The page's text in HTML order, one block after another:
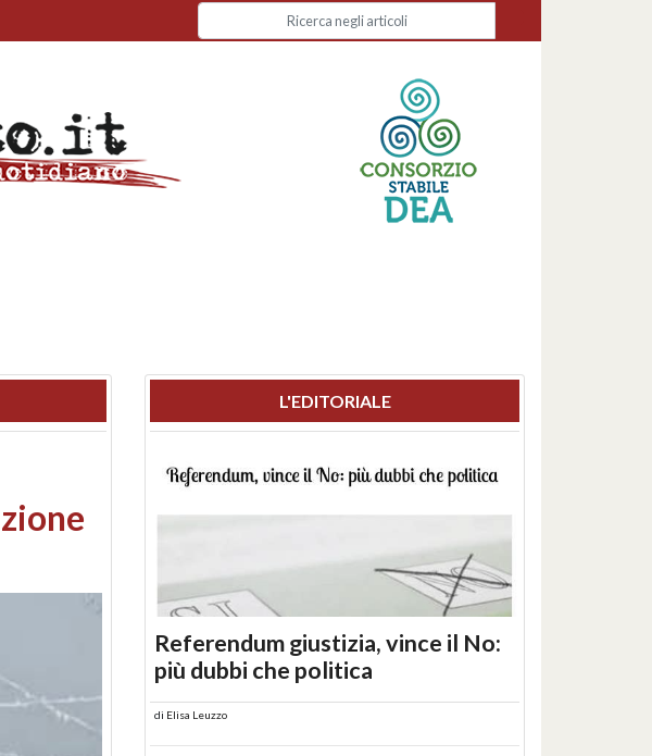
L'EDITORIALE
Referendum giustizia, vince il No:
più dubbi che politica
di Elisa Leuzzo